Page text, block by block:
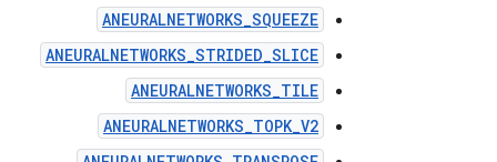
ANEURALNETWORKS_SQUEEZE
ANEURALNETWORKS_STRIDED_SLICE
ANEURALNETWORKS_TILE
ANEURALNETWORKS_TOPK_V2